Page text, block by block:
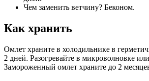
Чем заменить ветчину? Беконом.
Как хранить
Омлет храните в холодильнике в
2 дней. Разогревайте в микроволновке
Замороженный омлет храните до 2